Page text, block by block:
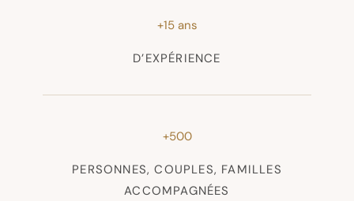
+15 ans
D’EXPÉRIENCE
+500
PERSONNES, COUPLES, FAMILLES
ACCOMPAGNÉES